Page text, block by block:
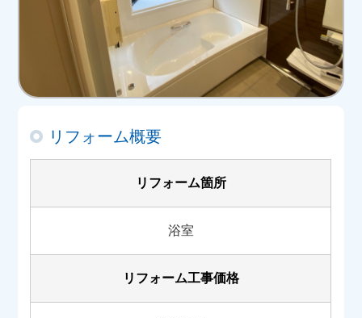
リフォーム概要
リフォーム箇所
浴室
リフォーム工事価格